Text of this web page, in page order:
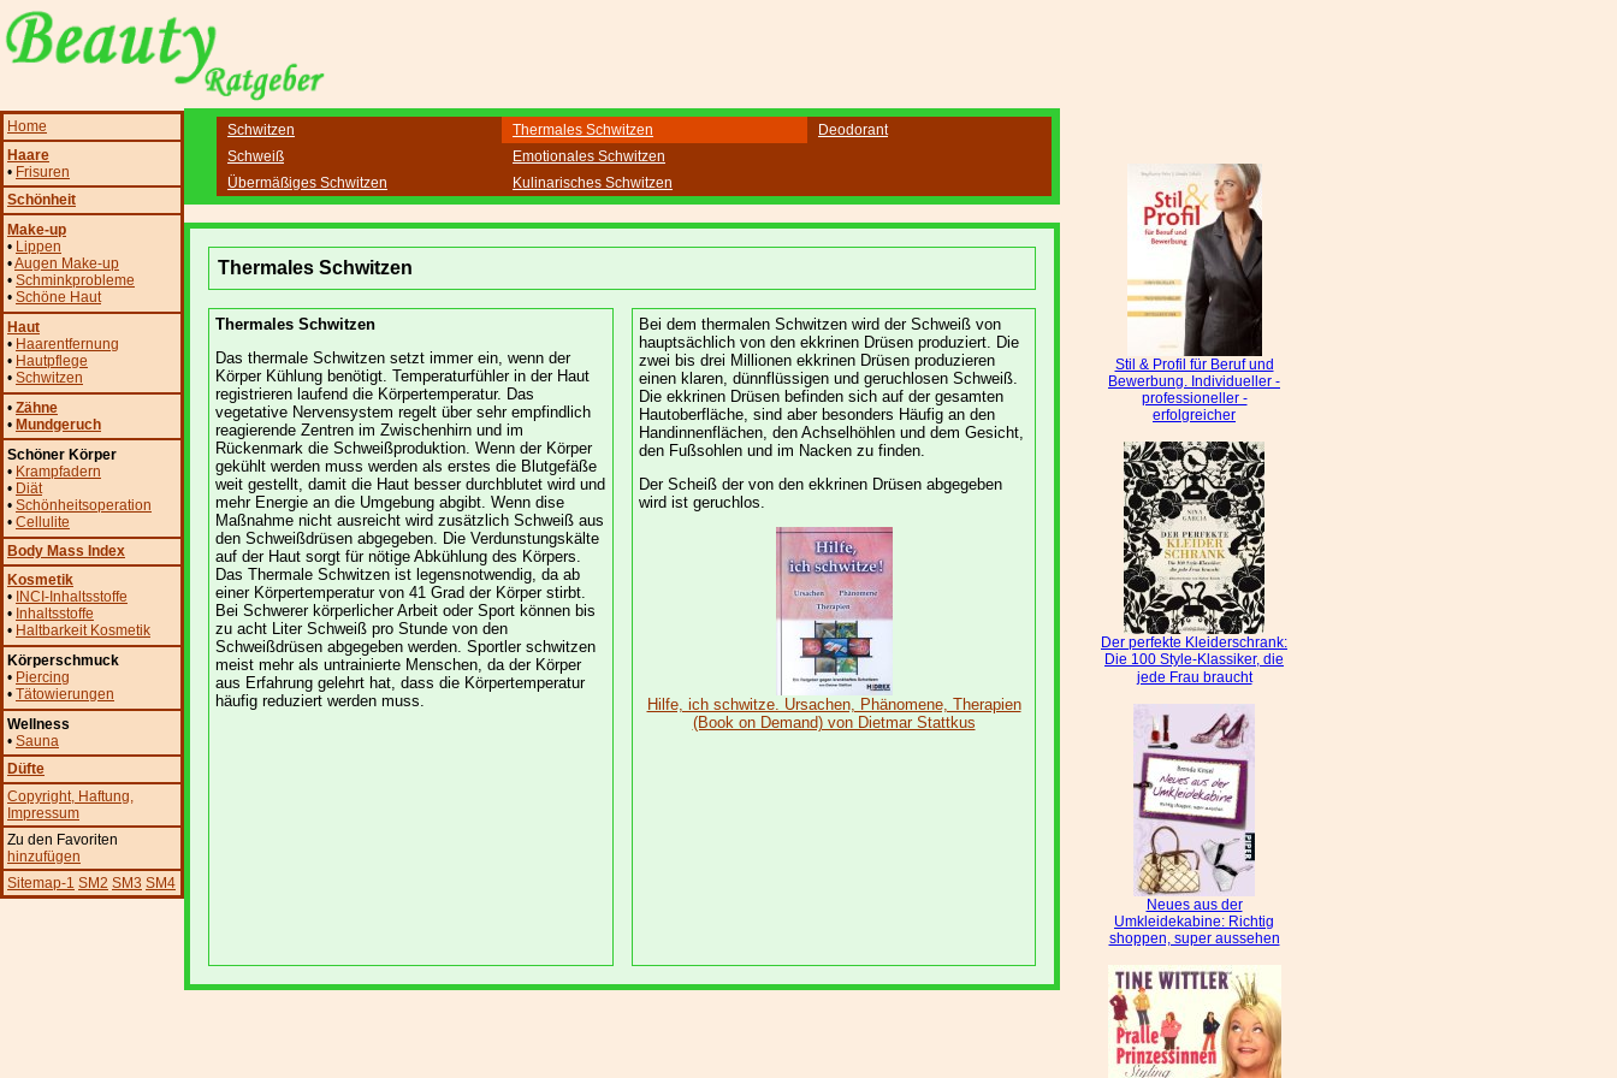
Schwitzen Thermales Schwitzen
Deodorant
Schweiß
Emotionales Schwitzen
Übermäßiges Schwitzen
Kulinarisches Schwitzen
Thermales Schwitzen
Thermales Schwitzen
Das thermale Schwitzen setzt immer ein, wenn der
Körper Kühlung benötigt. Temperaturfühler in der Haut
registrieren laufend die Körpertemperatur. Das
vegetative Nervensystem regelt über sehr empfindlich
reagierende Zentren im Zwischenhirn und im
Rückenmark die Schweißproduktion. Wenn der Körper
gekühlt werden muss werden als erstes die Blutgefäße
weit gestellt, damit die Haut besser durchblutet wird und
mehr Energie an die Umgebung abgibt. Wenn dise
Maßnahme nicht ausreicht wird zusätzlich Schweiß aus
den Schweißdrüsen abgegeben. Die Verdunstungskälte
auf der Haut sorgt für nötige Abkühlung des Körpers.
Das Thermale Schwitzen ist legensnotwendig, da ab
einer Körpertemperatur von 41 Grad der Körper stirbt.
Bei Schwerer körperlicher Arbeit oder Sport können bis
zu acht Liter Schweiß pro Stunde von den
Schweißdrüsen abgegeben werden. Sportler schwitzen
meist mehr als untrainierte Menschen, da der Körper
aus Erfahrung gelehrt hat, dass die Körpertemperatur
häufig reduziert werden muss.
Bei dem thermalen Schwitzen wird der Schweiß von
hauptsächlich von den ekkrinen Drüsen produziert. Die
zwei bis drei Millionen ekkrinen Drüsen produzieren
einen klaren, dünnflüssigen und geruchlosen Schweiß.
Die ekkrinen Drüsen befinden sich auf der gesamten
Hautoberfläche, sind aber besonders Häufig an den
Handinnenflächen, den Achselhöhlen und dem Gesicht,
den Fußsohlen und im Nacken zu finden.
Der Scheiß der von den ekkrinen Drüsen abgegeben
wird ist geruchlos.
Hilfe, ich schwitze. Ursachen, Phänomene, Therapien
(Book on Demand) von Dietmar Stattkus
Home
Haare
• Frisuren
Schönheit
Make-up
• Lippen
•Augen Make-up
• Schminkprobleme
• Schöne Haut
Haut
• Haarentfernung
• Hautpflege
• Schwitzen
• Zähne
• Mundgeruch
Schöner Körper
• Krampfadern
• Diät
• Schönheitsoperation
• Cellulite
Body Mass Index
Kosmetik
• INCI-Inhaltsstoffe
• Inhaltsstoffe
• Haltbarkeit Kosmetik
Körperschmuck
• Piercing
• Tätowierungen
Wellness
• Sauna
Düfte
Copyright, Haftung,
Impressum
Zu den Favoriten
hinzufügen
Sitemap-1 SM2 SM3 SM4